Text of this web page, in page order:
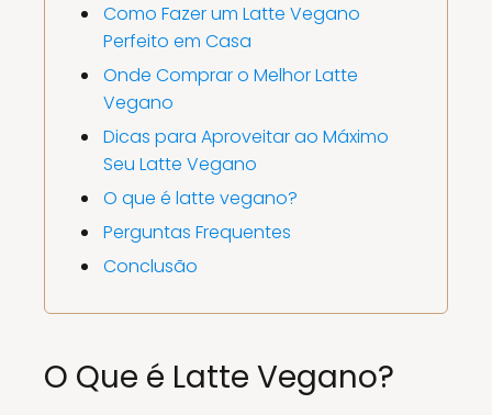
Como Fazer um Latte Vegano
Perfeito em Casa
Onde Comprar o Melhor Latte
Vegano
Dicas para Aproveitar ao Máximo
Seu Latte Vegano
O que é latte vegano?
Perguntas Frequentes
Conclusão
O Que é Latte Vegano?